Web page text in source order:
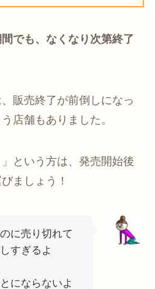
でも、なくなり次第終了
販売終了が前倒しになっ
店舗もありました。
」という方は、発売開始後
ましょう！
に売り切れて
すぎるよ
にならないよ